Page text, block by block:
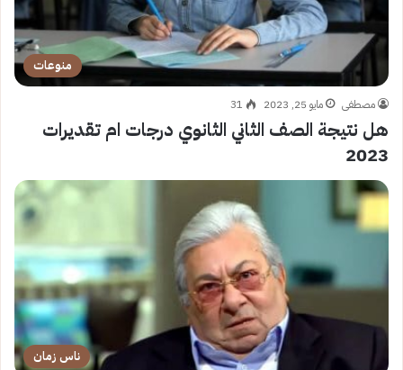
منوعات
مصطفى مايو 25, 2023 31
هل نتيجة الصف الثاني الثانوي درجات ام تقديرات
2023
ناس زمان